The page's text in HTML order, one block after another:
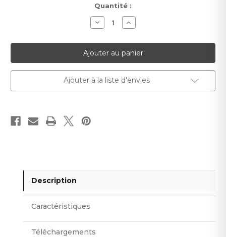
Quantité :
Diminuer
la
pour
Demi-
carreau
Carat
noir
C-
BL06
Augmenter
la
pour
Demi-
carreau
Carat
noir
C-
BL06
Ajouter à la liste d'envies
Description
Caractéristiques
Téléchargements